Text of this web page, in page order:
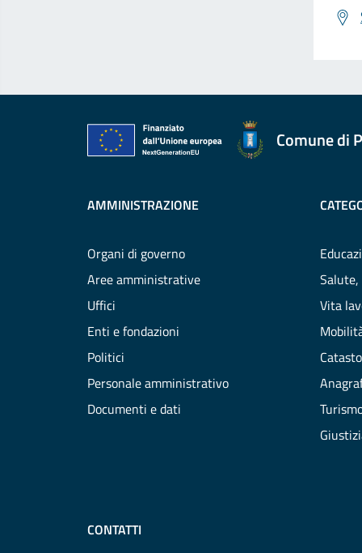
Comune di
AMMINISTRAZIONE
Organi di governo
Aree amministrative
Uffici
Enti e fondazioni
Politici
Personale amministrativo
Documenti e dati
Salute,
Vita
CONTATTI